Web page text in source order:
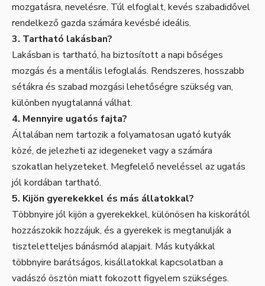
mozgatásra, nevelésre. Túl elfoglalt, kevés szabadidővel
rendelkező gazda számára kevésbé ideális.
3. Tart­ható lakásban?
Lakásban is tartható, ha biztosított a napi bőséges
mozgás és a mentális lefoglalás. Rendszeres, hosszabb
sétákra és szabad mozgási lehetőségre szükség van,
különben nyugtalanná válhat.
4. Mennyire ugatós fajta?
Általában nem tartozik a folyamatosan ugató kutyák
közé, de jelezheti az idegeneket vagy a számára
szokatlan helyzeteket. Megfelelő neveléssel az ugatás
jól kordában tartható.
5. Kijön gyerekekkel és más állatokkal?
Többnyire jól kijön a gyerekekkel, különösen ha kiskorától
hozzászokik hozzájuk, és a gyerekek is megtanulják a
tiszteletteljes bánásmód alapjait. Más kutyákkal
többnyire barátságos, kisállatokkal kapcsolatban a
vadászó ösztön miatt fokozott figyelem szükséges.